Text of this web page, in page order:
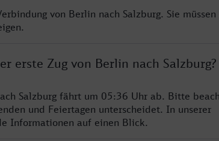
von Berlin nach Salzburg. Sie
erste Zug von Berlin nach Salzburg?
Salzburg fährt um 05:36 Uhr ab. Bitte
und Feiertagen unterscheidet. In unserer
Informationen auf einen Blick.